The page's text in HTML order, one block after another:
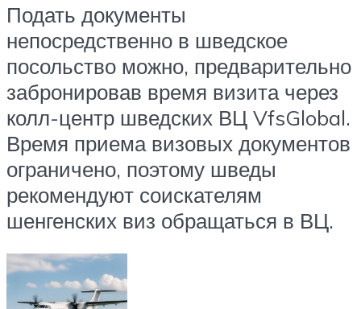
Подать документы
непосредственно в шведское
посольство можно, предварительно
забронировав время визита через
колл-центр шведских ВЦ VfsGlobal.
Время приема визовых документов
ограничено, поэтому шведы
рекомендуют соискателям
шенгенских виз обращаться в ВЦ.